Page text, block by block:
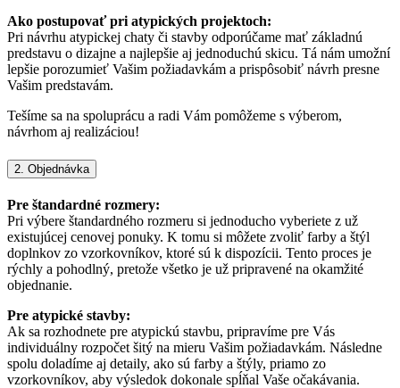
Ako postupovať pri atypických projektoch:
Pri návrhu atypickej chaty či stavby odporúčame mať základnú
predstavu o dizajne a najlepšie aj jednoduchú skicu. Tá nám umožní
lepšie porozumieť Vašim požiadavkám a prispôsobiť návrh presne
Vašim predstavám.
Tešíme sa na spoluprácu a radi Vám pomôžeme s výberom,
návrhom aj realizáciou!
2. Objednávka
Pre štandardné rozmery:
Pri výbere štandardného rozmeru si jednoducho vyberiete z už
existujúcej cenovej ponuky. K tomu si môžete zvoliť farby a štýl
doplnkov zo vzorkovníkov, ktoré sú k dispozícii. Tento proces je
rýchly a pohodlný, pretože všetko je už pripravené na okamžité
objednanie.
Pre atypické stavby:
Ak sa rozhodnete pre atypickú stavbu, pripravíme pre Vás
individuálny rozpočet šitý na mieru Vašim požiadavkám. Následne
spolu doladíme aj detaily, ako sú farby a štýly, priamo zo
vzorkovníkov, aby výsledok dokonale spĺňal Vaše očakávania.